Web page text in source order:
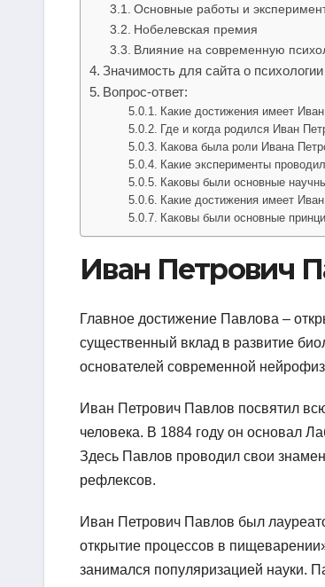
Основные работы и
Нобелевская премия
Влияние на современную
Значимость для сайта о
Вопрос-ответ:
Какие достижения имеет
Где и когда родился Иван
Какова была роли Ивана
Какие эксперименты
Каковы были основные
Какие достижения имеет
Каковы были основные
Иван Петрович
Главное достижение Павлова –
существенный вклад в развитие
основателей современной
Иван Петрович Павлов посвятил
человека. В 1884 году он основал
Здесь Павлов проводил свои
рефлексов.
Иван Петрович Павлов был
открытие процессов в
занимался популяризацией науки.